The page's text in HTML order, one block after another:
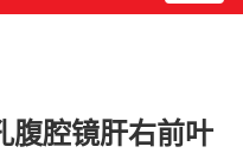
腹腔镜肝右前叶